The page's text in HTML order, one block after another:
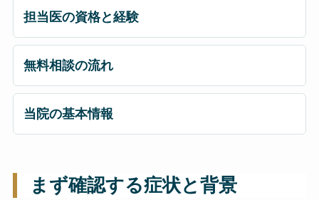
担当医の資格と経験
無料相談の流れ
当院の基本情報
まず確認する症状と背景